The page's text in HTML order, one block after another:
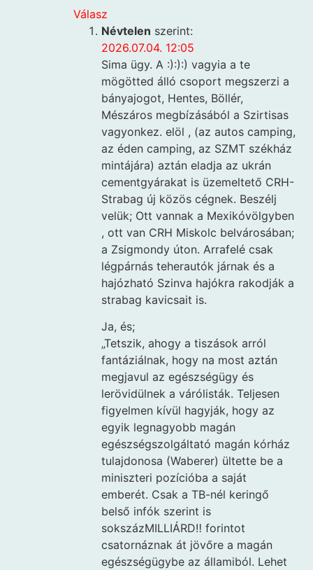
Válasz
Névtelen szerint:
2026.07.04. 12:05
Sima ügy. A :):):) vagyia a te
mögötted álló csoport megszerzi a
bányajogot, Hentes, Böllér,
Mészáros megbízásából a Szirtisas
vagyonkez. elöl , (az autos camping,
az éden camping, az SZMT székház
mintájára) aztán eladja az ukrán
cementgyárakat is üzemeltető CRH-
Strabag új közös cégnek. Beszélj
velük; Ott vannak a Mexikóvölgyben
, ott van CRH Miskolc belvárosában;
a Zsigmondy úton. Arrafelé csak
légpárnás teherautók járnak és a
hajózható Szinva hajókra rakodják a
strabag kavicsait is.
Ja, és;
„Tetszik, ahogy a tiszások arról
fantáziálnak, hogy na most aztán
megjavul az egészségügy és
lerövidülnek a várólisták. Teljesen
figyelmen kívül hagyják, hogy az
egyik legnagyobb magán
egészségszolgáltató magán kórház
tulajdonosa (Waberer) ültette be a
miniszteri pozícióba a saját
emberét. Csak a TB-nél keringő
belső infók szerint is
sokszázMILLIÁRD‼ forintot
csatornáznak át jövőre a magán
egészségügybe az államiból. Lehet